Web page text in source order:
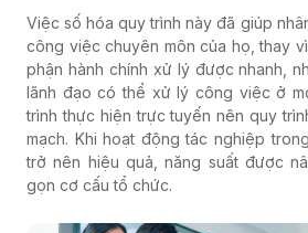
Việc số hóa quy trình này đã giúp
công việc chuyên môn của họ, thay
phận hành chính xử lý được nhanh,
lãnh đạo có thể xử lý công việc ở
trình thực hiện trực tuyến nên quy
mạch. Khi hoạt động tác nghiệp
trở nên hiệu quả, năng suất được
gọn cơ cấu tổ chức.